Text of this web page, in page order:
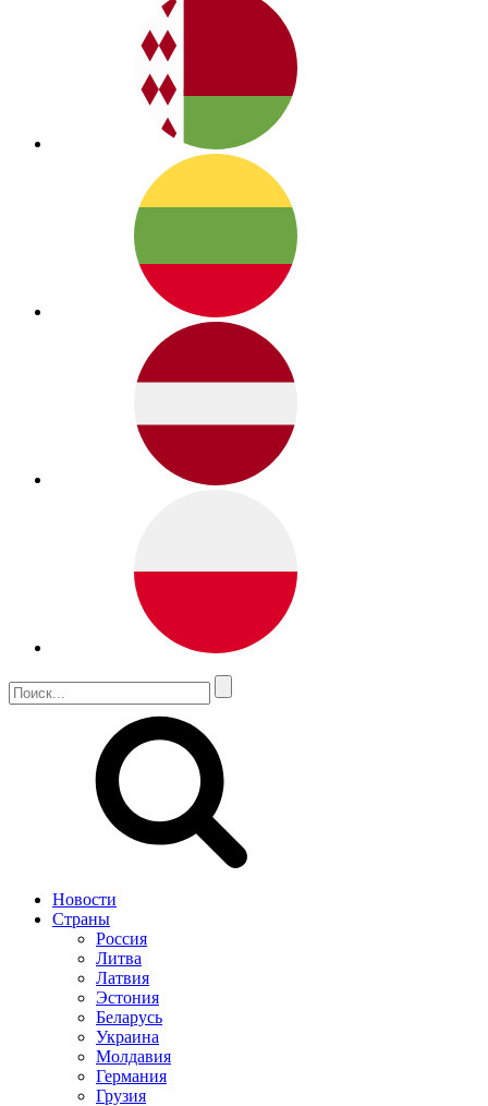
Новости
Страны
Россия
Литва
Латвия
Эстония
Беларусь
Украина
Молдавия
Германия
Грузия